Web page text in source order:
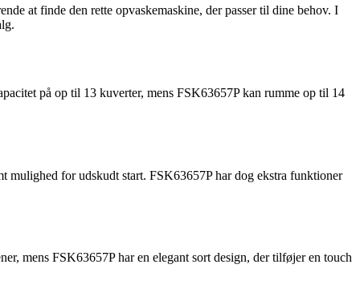
at finde den rette opvaskemaskine, der passer til dine behov. I
på op til 13 kuverter, mens FSK63657P kan rumme op til 14
mulighed for udskudt start. FSK63657P har dog ekstra funktioner
mens FSK63657P har en elegant sort design, der tilføjer en touch